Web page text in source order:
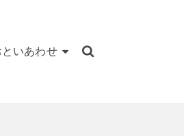
といあわせ